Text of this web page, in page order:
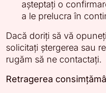
așteptați o
a le prelucra în
Dacă doriți să vă
solicitați ștergerea sau
rugăm să ne contactați.
Retragerea